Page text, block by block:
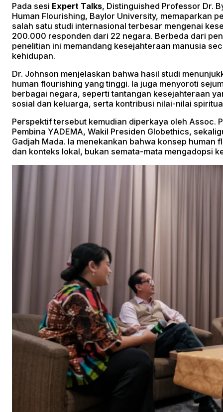
Pada sesi Expert Talks, Distinguished Professor Dr.
Human Flourishing, Baylor University, memaparkan
salah satu studi internasional terbesar mengenai
200.000 responden dari 22 negara. Berbeda dari
penelitian ini memandang kesejahteraan manusia
kehidupan.
Dr. Johnson menjelaskan bahwa hasil studi
human flourishing yang tinggi. Ia juga menyoroti
berbagai negara, seperti tantangan kesejahteraan
sosial dan keluarga, serta kontribusi nilai-nilai
Perspektif tersebut kemudian diperkaya oleh Assoc.
Pembina YADEMA, Wakil Presiden Globethics,
Gadjah Mada. Ia menekankan bahwa konsep
dan konteks lokal, bukan semata-mata mengadopsi